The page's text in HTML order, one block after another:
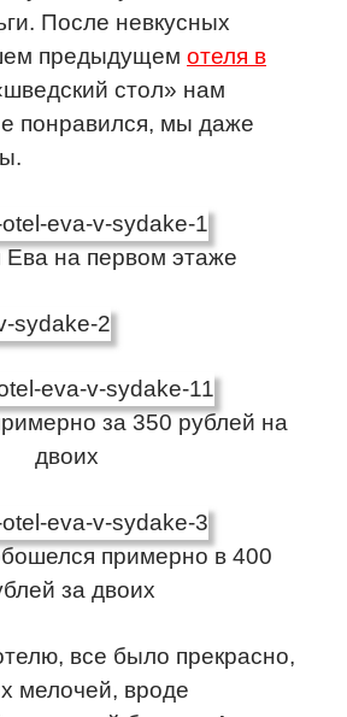
После невкусных
предыдущем отеля в
стол» нам
понравился, мы даже
Ева на первом этаже
за 350 рублей на
двоих
примерно в 400
за двоих
все было прекрасно,
мелочей, вроде